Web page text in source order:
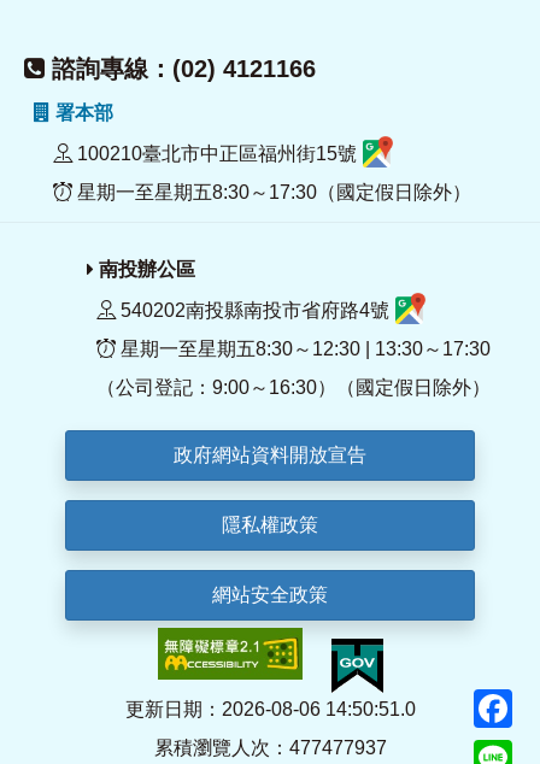
諮詢專線：(02) 4121166
署本部
100210臺北市中正區福州街15號
星期一至星期五8:30～17:30（國定假日除外）
南投辦公區
540202南投縣南投市省府路4號
星期一至星期五8:30～12:30 | 13:30～17:30
（公司登記：9:00～16:30）（國定假日除外）
政府網站資料開放宣告
隱私權政策
網站安全政策
更新日期：2026-08-06 14:50:51.0
累積瀏覽人次：477477937